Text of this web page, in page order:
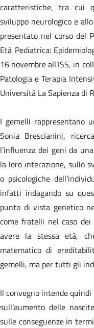
caratteristiche, tra cui
sviluppo neurologico e
presentato nel corso del
Età Pediatrica:
16 novembre all’ISS, in
Patologia e Terapia
Università La Sapienza di
I gemelli rappresentano
Sonia Brescianini,
l’influenza dei geni da
la loro interazione, sullo
o psicologiche
infatti indagando su
punto di vista genetico
come fratelli nel caso
avere la stessa età,
matematico di
gemelli, ma per tutti gli
Il convegno intende
sull’aumento delle
sulle conseguenze in